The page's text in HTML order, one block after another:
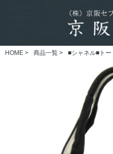
HOME > 商品一覧 > ■シャネル■ト